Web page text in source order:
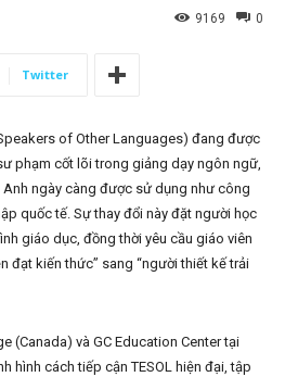
0
9169
Twitter
of Other Languages) đang được
phạm cốt lõi trong giảng dạy ngôn ngữ,
ngày càng được sử dụng như công
quốc tế. Sự thay đổi này đặt người học
giáo dục, đồng thời yêu cầu giáo viên
đạt kiến thức” sang “người thiết kế trải
(Canada) và GC Education Center tại
hình cách tiếp cận TESOL hiện đại, tập